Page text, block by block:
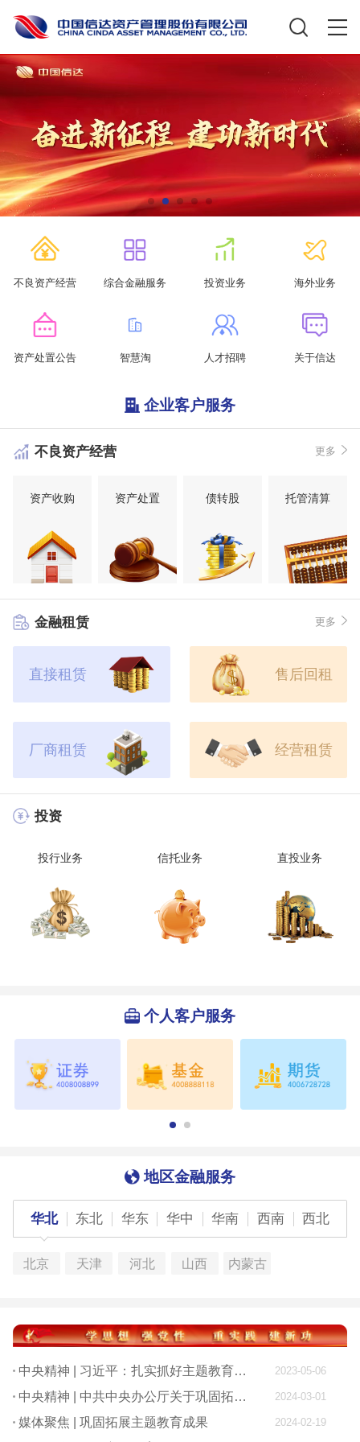
不良资产经营 综合金融服务 投资业务 海外业务
资产处置公告 智慧淘 人才招聘 关于信达
企业客户服务
不良资产经营 更多
资产收购 资产处置 债转股 托管清算
金融租赁 更多
直接租赁 售后回租
厂商租赁 经营租赁
投资
投行业务 信托业务 直投业务
个人客户服务
地区金融服务
华北 东北 华东 华中 华南 西南 西北
北京 天津 河北 山西 内蒙古
中央精神 | 习近平：扎实抓好主题教育 为奋进新征程凝心聚力 2023-05-06
中央精神 | 中共中央办公厅关于巩固拓展学习贯彻习近平新时代中国特色社会主义思想主题教育成果的意见 2024-03-01
媒体聚焦 | 巩固拓展主题教育成果 2024-02-19